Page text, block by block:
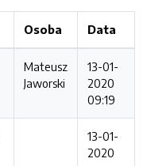
Osoba Data
Mateusz
Jaworski
13-01-
2020
09:19
13-01-
2020